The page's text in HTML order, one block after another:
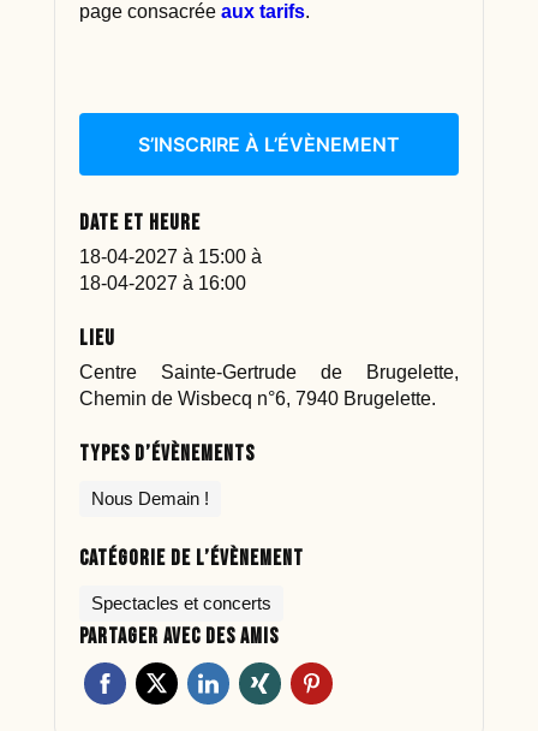
page consacrée aux tarifs.
S’INSCRIRE À L’ÉVÈNEMENT
Date et heure
18-04-2027 à 15:00 à
18-04-2027 à 16:00
Lieu
Centre Sainte-Gertrude de Brugelette,
Chemin de Wisbecq n°6, 7940 Brugelette.
Types d’évènements
Nous Demain !
Catégorie de l’évènement
Spectacles et concerts
Partager avec des amis